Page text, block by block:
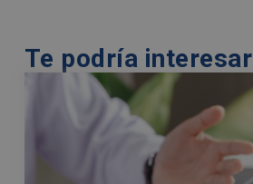
Te podría interesar